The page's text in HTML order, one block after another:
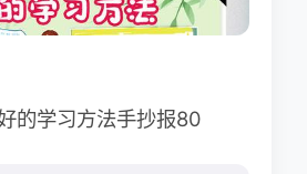
的学习方法手抄报80